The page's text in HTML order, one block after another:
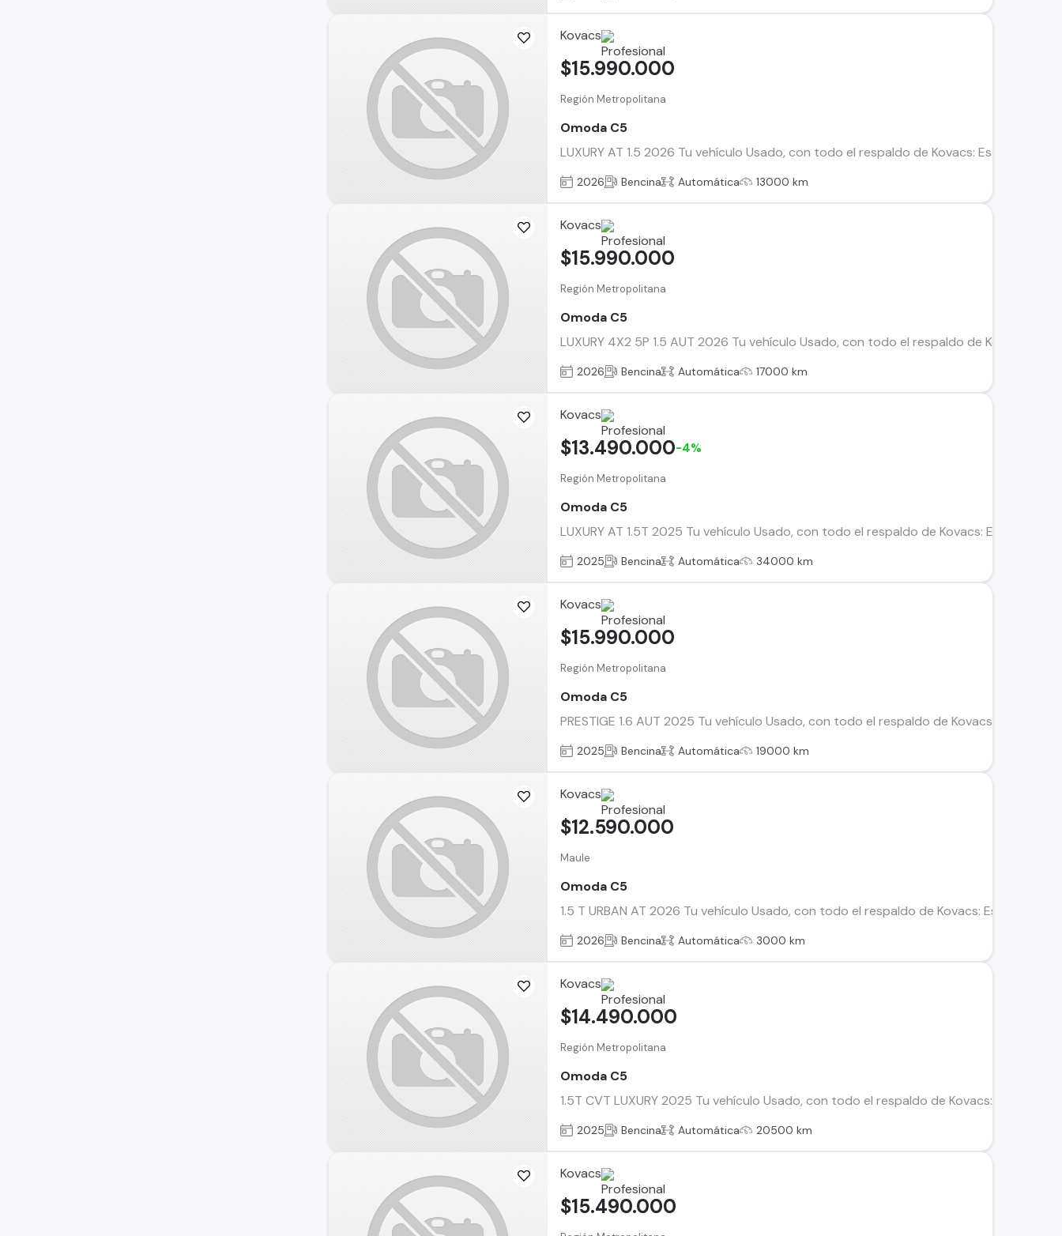
Kovacs
Región Metropolitana
Omoda C5
LUXURY AT 1.5 2026 Tu vehículo Usado, con todo el respaldo de Kovacs: Este
$15.990.000
2026 Bencina Automática 13000 km
Kovacs
Región Metropolitana
Omoda C5
LUXURY 4X2 5P 1.5 AUT 2026 Tu vehículo Usado, con todo el respaldo de Kovacs:
$15.990.000
2026 Bencina Automática 17000 km
Kovacs
Región Metropolitana
Omoda C5
LUXURY AT 1.5T 2025 Tu vehículo Usado, con todo el respaldo de Kovacs: Este
$13.490.000-4%
2025 Bencina Automática 34000 km
Kovacs
Región Metropolitana
Omoda C5
PRESTIGE 1.6 AUT 2025 Tu vehículo Usado, con todo el respaldo de Kovacs: Este
$15.990.000
2025 Bencina Automática 19000 km
Kovacs
Maule
Omoda C5
1.5 T URBAN AT 2026 Tu vehículo Usado, con todo el respaldo de Kovacs: Este
$12.590.000
2026 Bencina Automática 3000 km
Kovacs
Región Metropolitana
Omoda C5
1.5T CVT LUXURY 2025 Tu vehículo Usado, con todo el respaldo de Kovacs: Este
$14.490.000
2025 Bencina Automática 20500 km
Kovacs
$15.490.000